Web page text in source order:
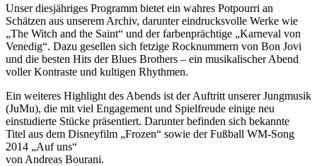
Unser diesjähriges Programm bietet ein wahres Potpourri an
Schätzen aus unserem Archiv, darunter eindrucksvolle Werke wie
„The Witch and the Saint“ und der farbenprächtige „Karneval von
Venedig“. Dazu gesellen sich fetzige Rocknummern von Bon Jovi
und die besten Hits der Blues Brothers – ein musikalischer Abend
voller Kontraste und kultigen Rhythmen.
Ein weiteres Highlight des Abends ist der Auftritt unserer Jungmusik
(JuMu), die mit viel Engagement und Spielfreude einige neu
einstudierte Stücke präsentiert. Darunter befinden sich bekannte
Titel aus dem Disneyfilm „Frozen“ sowie der Fußball WM-Song
2014 „Auf uns“
von Andreas Bourani.